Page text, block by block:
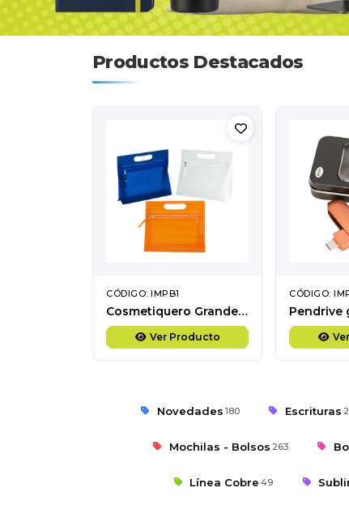
Productos Destacados
CÓDIGO: IMPB1
Cosmetiquero Grande de PVC
Ver Producto
CÓDIGO:
Novedades 180 Escrituras
Mochilas - Bolsos 263
Línea Cobre 49